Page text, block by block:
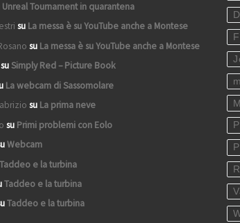
Unreal Tournament in quarantena
su La messa è su YouTube anche a Montese
su La messa è su YouTube anche a Montese
suSimply Red – Picture Book
La webcam di Sassomolare
su La prima neve
su Primi problemi con Eolo
Webcam
Taddeo e la turbina
Taddeo e la turbina
Taddeo e la turbina